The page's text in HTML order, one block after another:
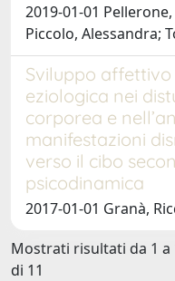
2019-01-01
Piccolo, Alessandra;
Sviluppo
eziologica nei
corporea e
manifestazioni
verso il cibo
psicodinamica
2017-01-01 Granà,
Mostrati risultati da 1 a
di 11